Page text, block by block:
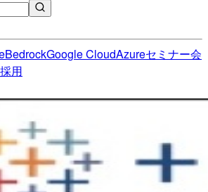
BedrockGoogle CloudAzureセミナー会
採用